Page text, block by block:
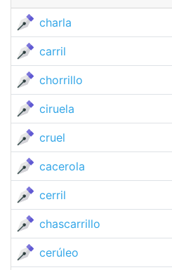
charla
carril
chorrillo
ciruela
cruel
cacerola
cerril
chascarrillo
cerúleo